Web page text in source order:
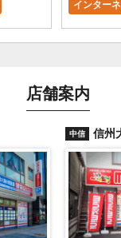
インター
店舗案内
中信 信州